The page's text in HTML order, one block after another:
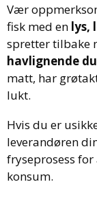
Vær
fisk med en lys,
spretter tilbake
havlignende
matt, har
lukt.
Hvis du er
leverandøren
fryseprosess
konsum.